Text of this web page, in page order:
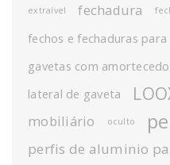
extraível fechadura
fechos e fechaduras
gavetas com
lateral de gaveta
mobiliário oculto
perfis de aluminio